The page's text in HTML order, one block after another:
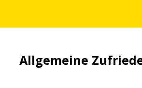
Allgemeine